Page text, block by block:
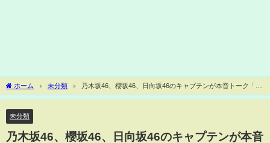
ホーム 未分類
乃木坂46、櫻坂46、日向坂46のキャプテンが本音トーク「あ
の坂道をのぼって話そう」放送決定
未分類
乃木坂46、櫻坂46、日向坂46のキャプテンが本音